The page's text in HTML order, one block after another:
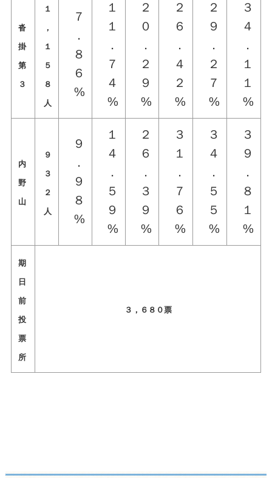
沓
掛
第
３
１
，
１
５
８
人
７
．
８
６
%
１
１
．
７
４
%
２
０
．
２
９
%
２
６
．
４
２
%
２
９
．
２
７
%
３
４
．
１
１
%
内
野
山
９
３
２
人
９
．
９
８
%
１
４
．
５
９
%
２
６
．
３
９
%
３
１
．
７
６
%
３
４
．
５
５
%
３
９
．
８
１
%
期
日
前
投
票
所
３，６８０票